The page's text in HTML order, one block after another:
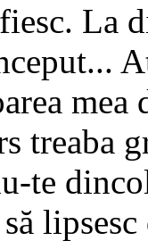
La
treaba
te